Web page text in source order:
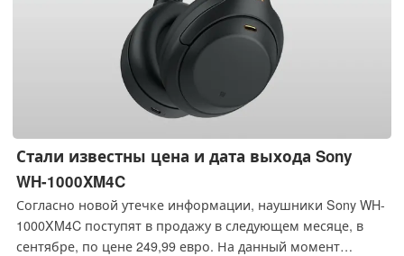
Стали известны цена и дата выхода Sony
WH-1000XM4C
Согласно новой утечке информации, наушники Sony WH-
1000XM4C поступят в продажу в следующем месяце, в
сентябре, по цене 249,99 евро. На данный момент